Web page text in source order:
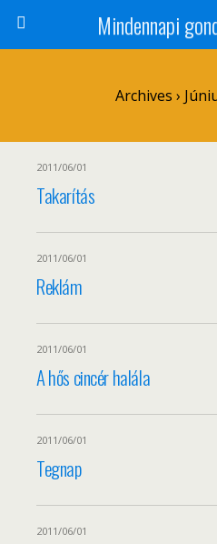
Mindennapi
Archives ›
2011/06/01
Takarítás
2011/06/01
Reklám
2011/06/01
A hős cincér halála
2011/06/01
Tegnap
2011/06/01